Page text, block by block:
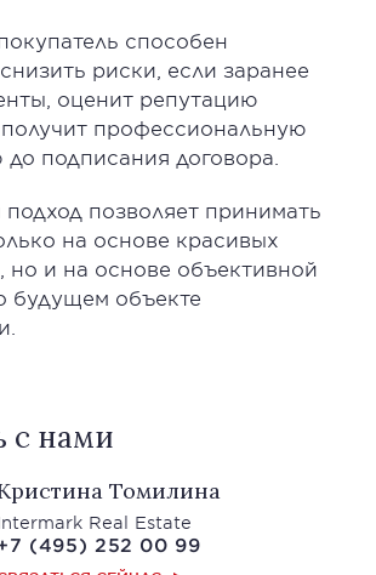
способен
риски, если заранее
оценит репутацию
профессиональную
подписания договора.
позволяет принимать
на основе красивых
но и на основе объективной
будущем объекте
с нами
Томилина
Real Estate
(495) 252 00 99